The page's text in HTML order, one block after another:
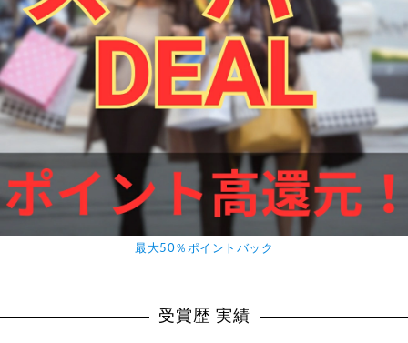
最大50％ポイントバック
受賞歴 実績